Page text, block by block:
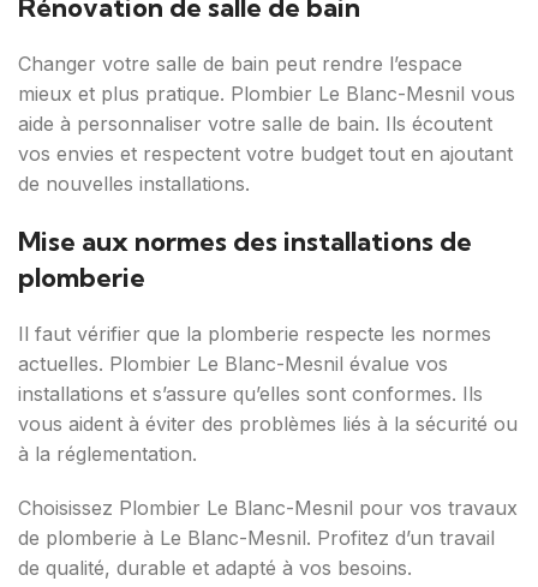
Rénovation de salle de bain
Changer votre salle de bain peut rendre l’espace
mieux et plus pratique. Plombier Le Blanc-Mesnil vous
aide à personnaliser votre salle de bain. Ils écoutent
vos envies et respectent votre budget tout en ajoutant
de nouvelles installations.
Mise aux normes des installations de
plomberie
Il faut vérifier que la plomberie respecte les normes
actuelles. Plombier Le Blanc-Mesnil évalue vos
installations et s’assure qu’elles sont conformes. Ils
vous aident à éviter des problèmes liés à la sécurité ou
à la réglementation.
Choisissez Plombier Le Blanc-Mesnil pour vos travaux
de plomberie à Le Blanc-Mesnil. Profitez d’un travail
de qualité, durable et adapté à vos besoins.